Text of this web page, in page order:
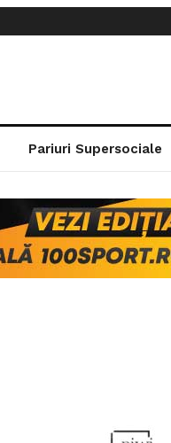
Pariuri Supersociale